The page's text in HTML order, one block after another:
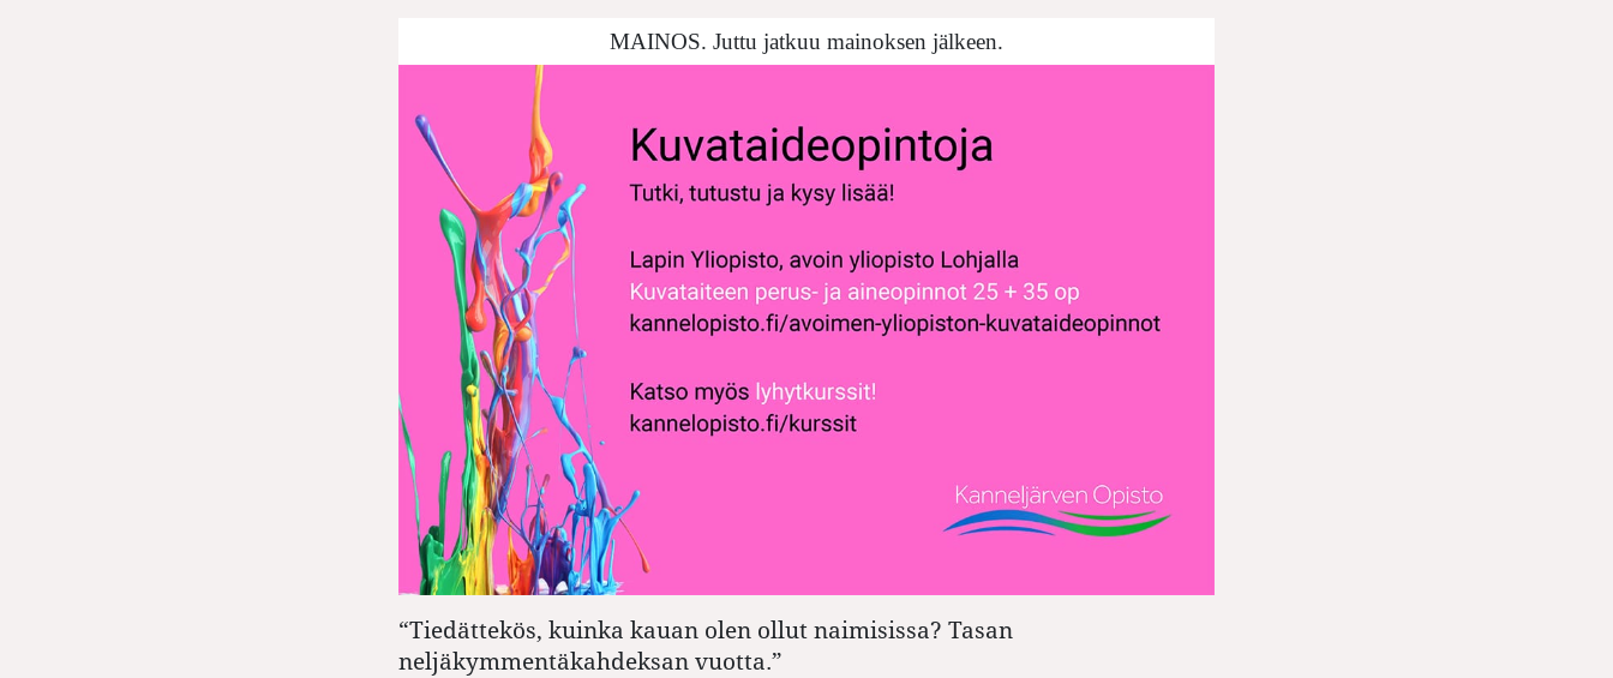
MAINOS. Juttu jatkuu mainoksen jälkeen.
“Tiedättekös, kuinka kauan olen ollut naimisissa? Tasan
neljäkymmentäkahdeksan vuotta.”